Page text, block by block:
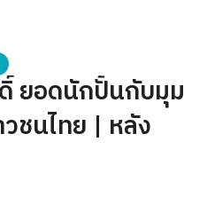
ยอดนักปั้นกับมุม
ชนไทย | หลัง